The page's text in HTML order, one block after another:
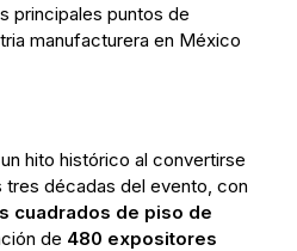
principales puntos de
manufacturera en México
hito histórico al convertirse
tres décadas del evento, con
cuadrados de piso de
de 480 expositores